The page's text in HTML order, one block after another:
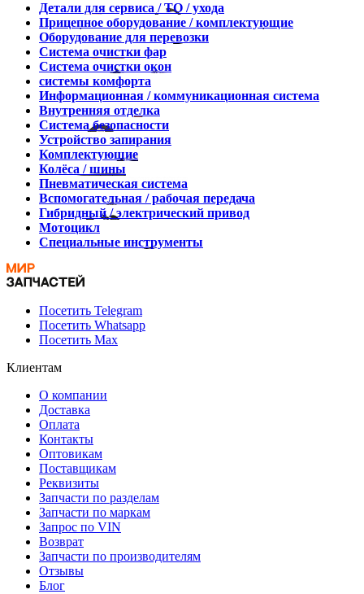
Детали для сервиса / ТО / ухода
Прицепное оборудование / комплектующие
Оборудование для перевозки
Система очистки фар
Система очистки окон
системы комфорта
Информационная / коммуникационная система
Внутренняя отделка
Система безопасности
Устройство запирания
Комплектующие
Колёса / шины
Пневматическая система
Вспомогательная / рабочая передача
Гибридный / электрический привод
Мотоцикл
Специальные инструменты
Посетить Telegram
Посетить Whatsapp
Посетить Max
Клиентам
О компании
Доставка
Оплата
Контакты
Оптовикам
Поставщикам
Реквизиты
Запчасти по разделам
Запчасти по маркам
Запрос по VIN
Возврат
Запчасти по производителям
Отзывы
Блог